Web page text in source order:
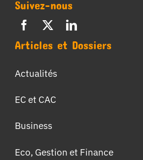
Suivez-nous
Articles et Dossiers
Actualités
EC et CAC
Business
Eco, Gestion et Finance